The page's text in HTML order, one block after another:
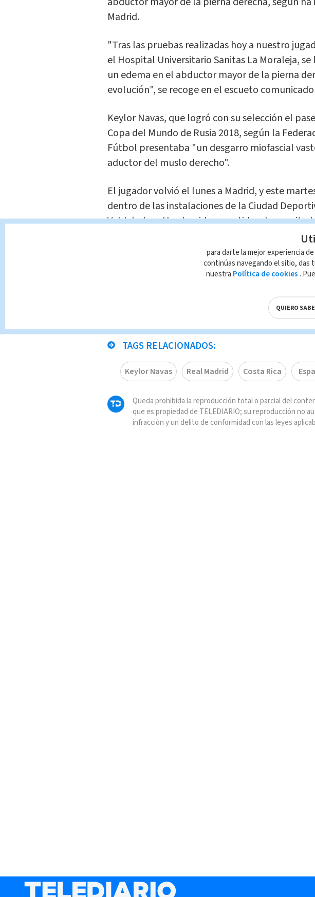
Madrid.
"Tras las pruebas realizadas hoy a nuestro
el Hospital Universitario Sanitas La Moraleja,
un edema en el abductor mayor de la pierna
evolución", se recoge en el escueto
Keylor Navas, que logró con su selección el
Copa del Mundo de Rusia 2018, según la
Fútbol presentaba "un desgarro miofascial
aductor del muslo derecho".
El jugador volvió el lunes a Madrid, y este
dentro de las instalaciones de la Ciudad
Valdebebas. Hoy ha sido sometido a las ya
De momento, todo hace indicar que Keylor
próximo sábado ante el Getafe, en partido de
mientras que las opciones de que el próximo
contra el Tottenham, en la Liga de
TAGS RELACIONADOS:
Keylor Navas Real Madrid Costa Rica
Queda prohibida la reproducción total o parcial del
que es propiedad de TELEDIARIO; su reproducción no
infracción y un delito de conformidad con las leyes
para darte la mejor experiencia
continúas navegando el sitio, das
nuestra Política de cookies .
QUIERO